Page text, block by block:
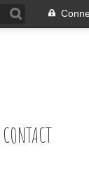
CONTACT